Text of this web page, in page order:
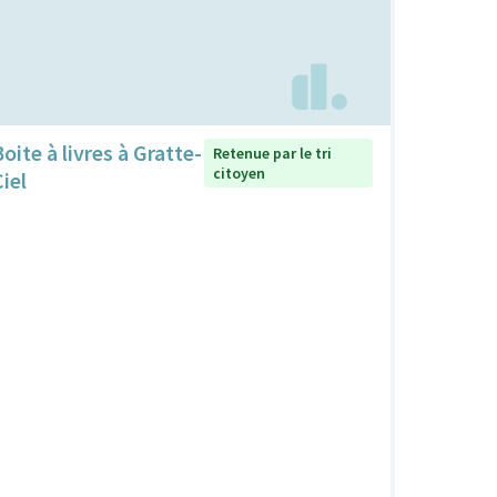
à livres à Gratte-
Retenue par le tri
citoyen